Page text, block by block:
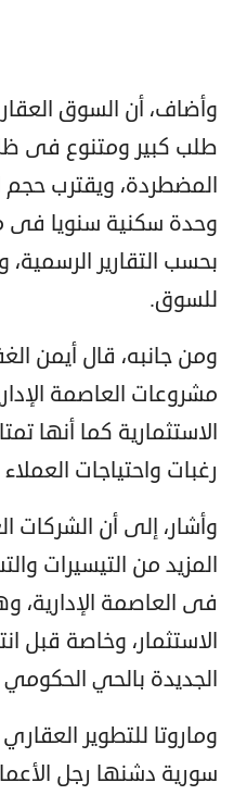
وأضاف، أن السوق
طلب كبير ومتنوع فى ظل
المضطردة، ويقترب
وحدة سكنية سنويا فى
بحسب التقارير
للسوق.
ومن جانبه، قال أيمن
مشروعات العاصمة
الاستثمارية كما أنها
رغبات واحتياجات
وأشار، إلى أن الشركات
المزيد من التيسيرات
فى العاصمة
الاستثمار، وخاصة قبل
الجديدة بالحي
وماروتا للتطوير
سورية دشنها رجل